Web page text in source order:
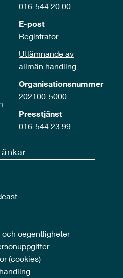
016-544 20 00
E-post
Registrator
Utlämnande av
allmän handling
Organisationsnummer
202100-5000
Presstjänst
016-544 23 99
och oegentligheter
(cookies)